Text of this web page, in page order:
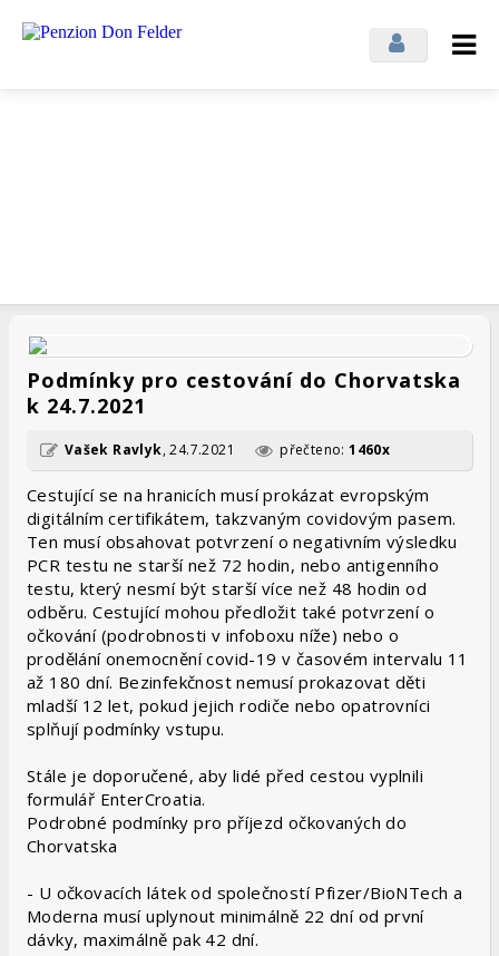
Podmínky pro cestování do Chorvatska
k 24.7.2021
Vašek Ravlyk,24.7.2021 přečteno:1460x
Cestující se na hranicích musí prokázat evropským
digitálním certifikátem, takzvaným covidovým pasem.
Ten musí obsahovat potvrzení o negativním výsledku
PCR testu ne starší než 72 hodin, nebo antigenního
testu, který nesmí být starší více než 48 hodin od
odběru. Cestující mohou předložit také potvrzení o
očkování (podrobnosti v infoboxu níže) nebo o
prodělání onemocnění covid-19 v časovém intervalu 11
až 180 dní. Bezinfekčnost nemusí prokazovat děti
mladší 12 let, pokud jejich rodiče nebo opatrovníci
splňují podmínky vstupu.
Stále je doporučené, aby lidé před cestou vyplnili
formulář EnterCroatia.
Podrobné podmínky pro příjezd očkovaných do
Chorvatska
- U očkovacích látek od společností Pfizer/BioNTech a
Moderna musí uplynout minimálně 22 dní od první
dávky, maximálně pak 42 dní.